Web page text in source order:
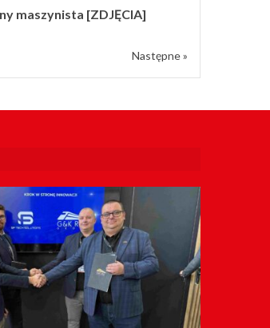
maszynista [ZDJĘCIA]
Następne »